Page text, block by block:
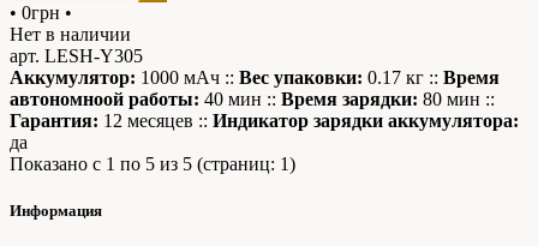
• 0грн •
Нет в наличии
арт. LESH-Y305
Аккумулятор: 1000 мАч :: Вес упаковки: 0.17 кг :: Время
автономноой работы: 40 мин :: Время зарядки: 80 мин ::
Гарантия: 12 месяцев :: Индикатор зарядки аккумулятора:
да
Показано с 1 по 5 из 5 (страниц: 1)
Информация